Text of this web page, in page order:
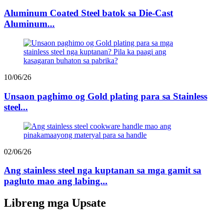
Aluminum Coated Steel batok sa Die-Cast
Aluminum...
10/06/26
Unsaon paghimo og Gold plating para sa Stainless
steel...
02/06/26
Ang stainless steel nga kuptanan sa mga gamit sa
pagluto mao ang labing...
Libreng mga Upsate